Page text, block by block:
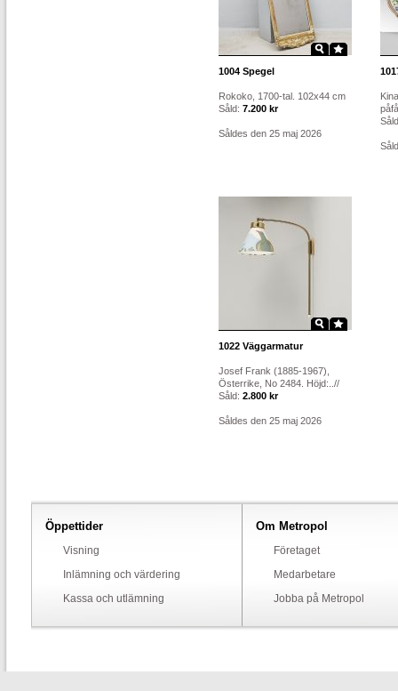
1004 Spegel
Rokoko, 1700-tal. 102x44 cm
Såld: 7.200 kr
Såldes den 25 maj 2026
1022 Väggarmatur
Josef Frank (1885-1967),
Österrike, No 2484. Höjd:..//
Såld: 2.800 kr
Såldes den 25 maj 2026
Öppettider
Visning
Inlämning och värdering
Kassa och utlämning
Om Metropol
Företaget
Medarbetare
Jobba på Metropol